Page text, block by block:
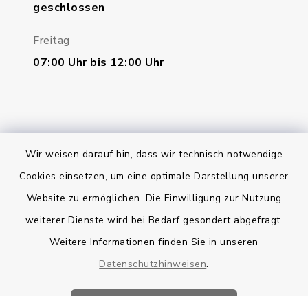
Wir weisen darauf hin, dass wir technisch notwendige
Cookies einsetzen, um eine optimale Darstellung unserer
Website zu ermöglichen. Die Einwilligung zur Nutzung
weiterer Dienste wird bei Bedarf gesondert abgefragt.
Weitere Informationen finden Sie in unseren
Datenschutzhinweisen.
geschlossen
Freitag
07:00 Uhr bis 12:00 Uhr
Bankverbindung
Barrierefreiheit